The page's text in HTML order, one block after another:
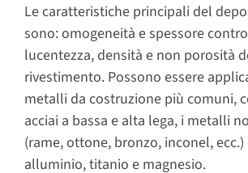
Le caratteristiche principali del
sono: omogeneità e spessore
lucentezza, densità e non porosità
rivestimento. Possono essere
metalli da costruzione più comuni,
acciai a bassa e alta lega, i metalli
(rame, ottone, bronzo, inconel,
alluminio, titanio e magnesio.